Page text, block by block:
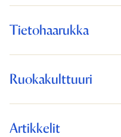
Tietohaarukka
Ruokakulttuuri
Artikkelit